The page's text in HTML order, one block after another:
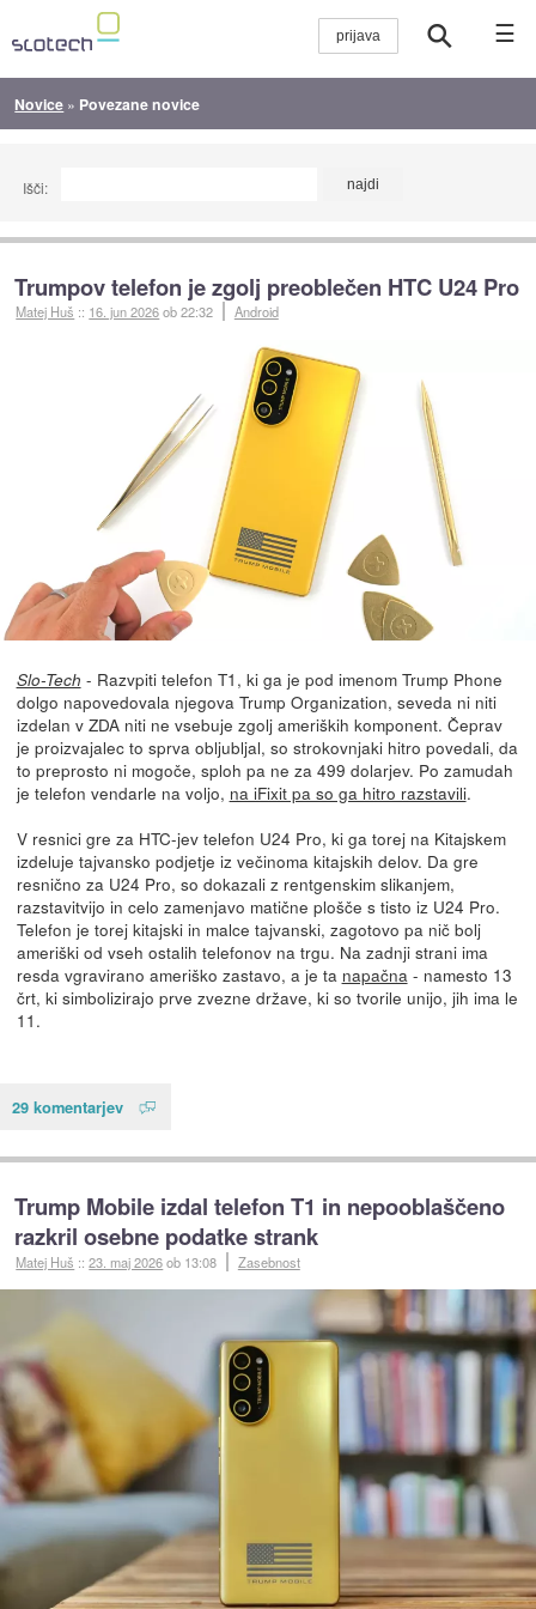
☰
Novice » Povezane novice
Išči:
Trumpov telefon je zgolj preoblečen HTC U24 Pro
Matej Huš :: 16. jun 2026ob 22:32 Android
Slo-Tech - Razvpiti telefon T1, ki ga je pod imenom Trump Phone
dolgo napovedovala njegova Trump Organization, seveda ni niti
izdelan v ZDA niti ne vsebuje zgolj ameriških komponent. Čeprav
je proizvajalec to sprva obljubljal, so strokovnjaki hitro povedali, da
to preprosto ni mogoče, sploh pa ne za 499 dolarjev. Po zamudah
je telefon vendarle na voljo, na iFixit pa so ga hitro razstavili.
V resnici gre za HTC-jev telefon U24 Pro, ki ga torej na Kitajskem
izdeluje tajvansko podjetje iz večinoma kitajskih delov. Da gre
resnično za U24 Pro, so dokazali z rentgenskim slikanjem,
razstavitvijo in celo zamenjavo matične plošče s tisto iz U24 Pro.
Telefon je torej kitajski in malce tajvanski, zagotovo pa nič bolj
ameriški od vseh ostalih telefonov na trgu. Na zadnji strani ima
resda vgravirano ameriško zastavo, a je ta napačna- namesto 13
črt, ki simbolizirajo prve zvezne države, ki so tvorile unijo, jih ima le
11.
29 komentarjev
Trump Mobile izdal telefon T1 in nepooblaščeno
razkril osebne podatke strank
Matej Huš ::23. maj 2026ob 13:08 Zasebnost